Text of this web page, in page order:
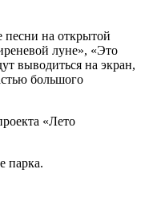
на открытой
луне», «Это
выводиться на экран,
большого
«Лето
парка.